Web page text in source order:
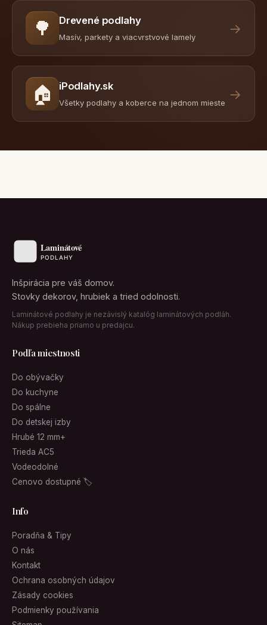
🌳 Drevené podlahy
Masív, parkety a viacvrstvové lamely
→
🏠 iPodlahy.sk
Všetky podlahy a koberce na jednom mieste
→
Inšpirácia pre váš domov.
Stovky dekorov, hrubiek a tried odolnosti.
Laminátové podlahy je nezávislý katalóg laminátových podláh.
Nákup prebieha priamo u predajcu.
Podľa miestnosti
Do obývačky
Do kuchyne
Do spálne
Do detskej izby
Hrubé 12 mm+
Trieda AC5
Vodeodolné
Cenovo dostupné 🏷
Info
Poradňa & Tipy
O nás
Kontakt
Ochrana osobných údajov
Zásady cookies
Podmienky používania